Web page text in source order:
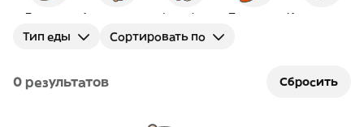
Бургеры Фаст-фуд Полезное Итальянская
Тип еды Сортировать по
0 результатов Сбросить